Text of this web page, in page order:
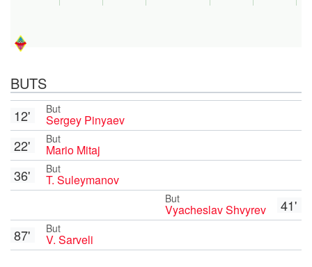
BUTS
But
Sergey Pinyaev
12'
But
Mario Mitaj
22'
But
T. Suleymanov
36'
41'
But
Vyacheslav Shvyrev
But
V. Sarveli
87'